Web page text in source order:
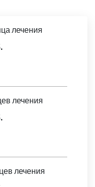
лечения
лечения
лечения